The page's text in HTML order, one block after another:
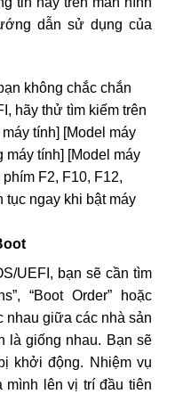
dẫn sử dụng của
không chắc chắn
hãy thử tìm kiếm trên
tính] [Model máy
máy tính] [Model máy
F2, F10, F12,
tục ngay khi bật máy
UEFI, bạn sẽ cần tìm
“Boot Order” hoặc
nhau giữa các nhà sản
là giống nhau. Bạn sẽ
khởi động. Nhiệm vụ
mình lên vị trí đầu tiên